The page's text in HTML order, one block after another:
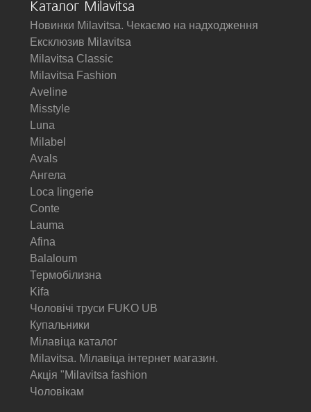
Каталог Milavitsa
Новинки Milavitsa. Чекаємо на надходження
Ексклюзив Milavitsa
Milavitsa Classic
Milavitsa Fashion
Aveline
Misstyle
Luna
Milabel
Avals
Ангела
Loca lingerie
Conte
Lauma
Afina
Balaloum
Термобілизна
Kifa
Чоловічі труси FUKO UB
Купальники
Мілавіца каталог
Milavitsa. Мілавіца інтернет магазин.
Акція "Milavitsa fashion
Чоловікам